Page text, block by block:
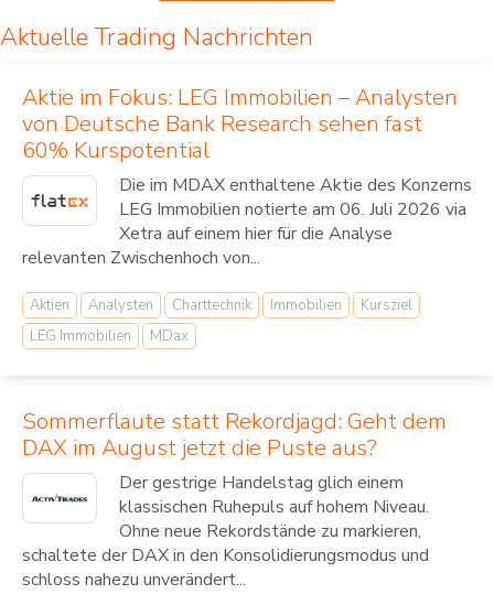
Aktuelle Trading Nachrichten
Aktie im Fokus: LEG Immobilien – Analysten
von Deutsche Bank Research sehen fast
60% Kurspotential
Die im MDAX enthaltene Aktie des Konzerns
LEG Immobilien notierte am 06. Juli 2026 via
Xetra auf einem hier für die Analyse
relevanten Zwischenhoch von...
Aktien Analysten Charttechnik Immobilien
Kursziel
LEG Immobilien
MDax
Sommerflaute statt Rekordjagd: Geht dem
DAX im August jetzt die Puste aus?
Der gestrige Handelstag glich einem
klassischen Ruhepuls auf hohem Niveau.
Ohne neue Rekordstände zu markieren,
schaltete der DAX in den Konsolidierungsmodus und
schloss nahezu unverändert...